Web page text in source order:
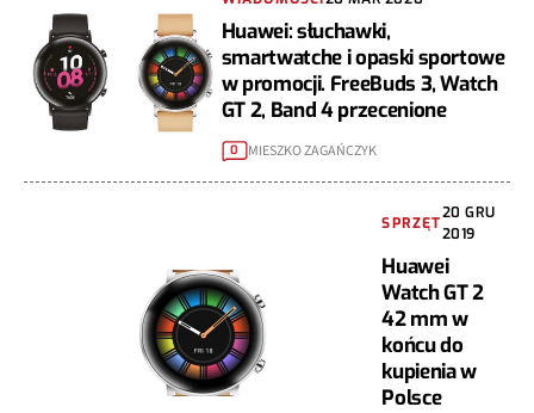
Huawei: słuchawki,
smartwatche i opaski sportowe
w promocji. FreeBuds 3, Watch
GT 2, Band 4 przecenione
0 MIESZKO ZAGAŃCZYK
SPRZĘT
20 GRU
2019
Huawei
Watch GT 2
42 mm w
końcu do
kupienia w
Polsce